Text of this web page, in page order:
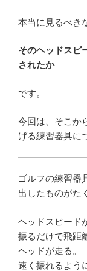
本当に見るべき
そのヘッドスピ
されたか
です。
今回は、そこか
げる練習器具に
ゴルフの練習器
出したものがた
ヘッドスピード
振るだけで飛距
ヘッドが走る。
速く振れるよう